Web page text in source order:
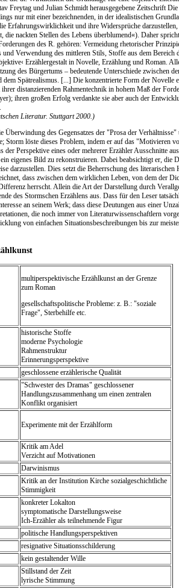
Freytag und Julian Schmidt herausgegebene Zeitschrift
nur mit einer bezeichnenden, in der idealistischen
Erfahrungswirklichkeit und ihre Widersprüche darzustellen,
nackten Stellen des Lebens überblumend«). Daher
des R. gehören: Vermeidung rhetorischer
und Verwendung des mittleren Stils, Stoffe aus dem Bereich
Erzählergestalt in Novelle, Erzählung und Roman.
des Bürgertums – bedeutende Unterschiede zwischen
Spätrealismus. [...] Die konzentrierte Form der Novelle
distanzierenden Rahmentechnik in hohem Maß der
ihren großen Erfolg verdankte sie aber auch der
Literatur. Stuttgart 2000.)
Überwindung des Gegensatzes der "Prosa der
Storm löste dieses Problem, indem er auf das "Motivieren
Perspektive eines oder mehrerer Erzähler Ausschnitte
eigenes Bild zu rekonstruieren. Dabei beabsichtigt er,
darzustellen. Dies setzt die Beherrschung des
dass zwischen dem wirklichen Leben, von dem der
herrscht. Allein die Art der Darstellung durch
des Stormschen Erzählens aus. Dass für den Leser
an seinem Werk; dass diese Deutungen aus einer
die noch immer von Literaturwissenschaftlern
von einfachen Situationsbeschreibungen bis zur
multiperspektivische Erzählkunst an der Grenze
zum Roman
gesellschaftspolitische Probleme: z. B.: "soziale
Frage", Sterbehilfe etc.
historische Stoffe
moderne Psychologie
Rahmenstruktur
Erinnerungsperspektive
geschlossene erzählerische Qualität
"Schwester des Dramas" geschlossener
Handlungszusammenhang um einen zentralen
Konflikt organisiert
Experimente mit der Erzählform
Kritik am Adel
Verzicht auf Motivationen
Darwinismus
Kritik an der Institution Kirche sozialgeschichtliche
Stimmigkeit
konkreter Lokalton
symptomatische Darstellungsweise
Ich-Erzähler als teilnehmende Figur
politische Handlungsperspektiven
resignative Situationsschilderung
kein gestaltender Wille
Stillstand der Zeit
lyrische Stimmung